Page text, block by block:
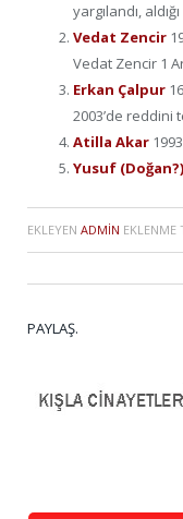
yargılandı,
Vedat Zencir
Vedat Zencir 1
Erkan Çalpur
2003’de reddini
Atilla Akar
Yusuf (Doğan?)
EKLEYEN ADMIN EKLENME
PAYLAŞ.